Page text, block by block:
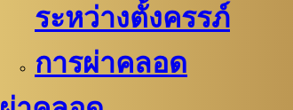
ระหว่างตั้งครรภ์
การผ่าคลอด